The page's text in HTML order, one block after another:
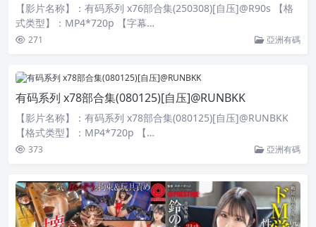
【影片名称】：有码系列 x76部合集(250308)[自压]@R90s 【格
式类型】：MP4*720p 【字幕…
271 亞洲有碼
有码系列 x78部合集(080125)[自压]@RUNBKK
【影片名称】：有码系列 x78部合集(080125)[自压]@RUNBKK
【格式类型】：MP4*720p 【…
373 亞洲有碼